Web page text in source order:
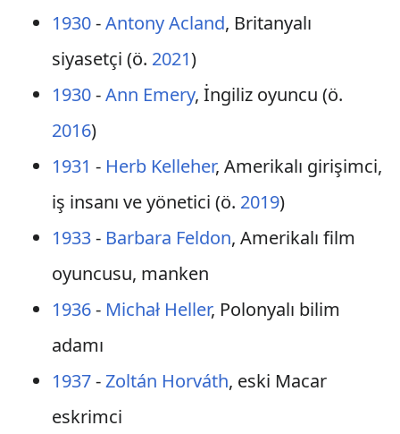
1930-Antony Acland, Britanyalı
siyasetçi (ö. 2021)
1930-Ann Emery, İngiliz oyuncu (ö.
2016)
1931 - Herb Kelleher, Amerikalı girişimci,
iş insanı ve yönetici (ö. 2019)
1933- Barbara Feldon, Amerikalı film
oyuncusu, manken
1936- Michał Heller, Polonyalı bilim
adamı
1937-Zoltán Horváth, eski Macar
eskrimci